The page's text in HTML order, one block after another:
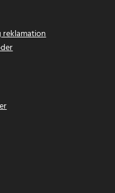
reklamation